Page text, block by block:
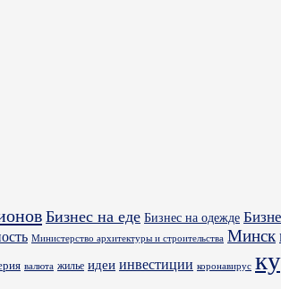
Бизнес на еде Бизнес на одежде
Министерство архитектуры и строительства Минск
валюта жилье идеи инвестиции коронавирус